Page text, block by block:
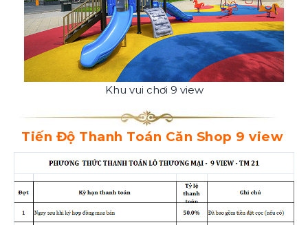
Khu vui chơi 9 view
Tiến Độ Thanh Toán Căn Shop 9 view